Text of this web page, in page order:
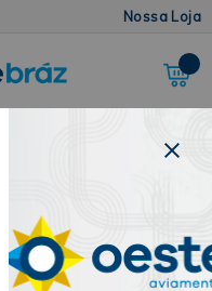
Nossa Loja